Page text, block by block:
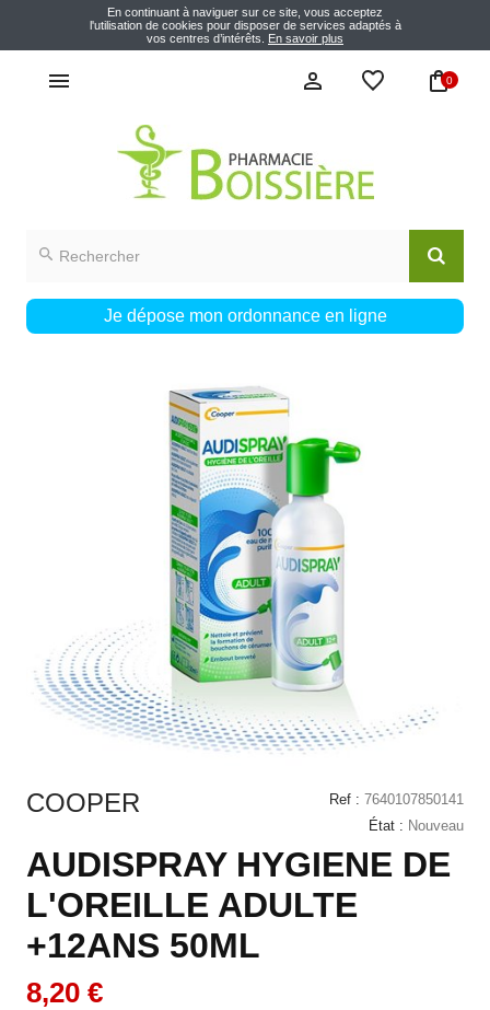
En continuant à naviguer sur ce site, vous acceptez
l'utilisation de cookies pour disposer de services adaptés à
vos centres d’intérêts. En savoir plus
0
Je dépose mon ordonnance en ligne
COOPER Ref : 7640107850141
État : Nouveau
AUDISPRAY HYGIENE DE
L'OREILLE ADULTE
+12ANS 50ML
8,20 €